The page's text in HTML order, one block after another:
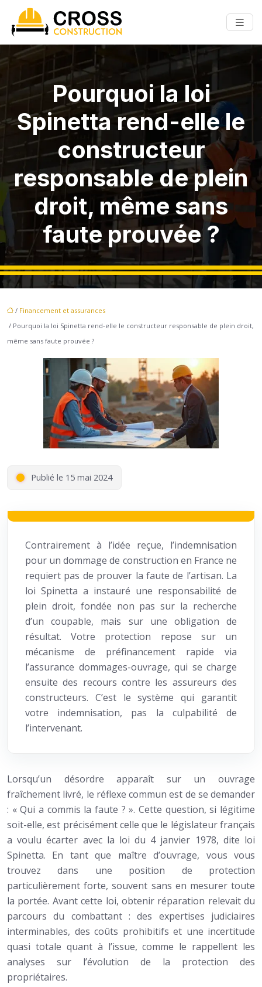
Pourquoi la loi
Spinetta rend-elle le
constructeur
responsable de plein
droit, même sans
faute prouvée ?
/ Financement et assurances
/ Pourquoi la loi Spinetta rend-elle le constructeur responsable de plein droit,
même sans faute prouvée ?
Publié le 15 mai 2024
Contrairement à l’idée reçue, l’indemnisation
pour un dommage de construction en France ne
requiert pas de prouver la faute de l’artisan. La
loi Spinetta a instauré une responsabilité de
plein droit, fondée non pas sur la recherche
d’un coupable, mais sur une obligation de
résultat. Votre protection repose sur un
mécanisme de préfinancement rapide via
l’assurance dommages-ouvrage, qui se charge
ensuite des recours contre les assureurs des
constructeurs. C’est le système qui garantit
votre indemnisation, pas la culpabilité de
l’intervenant.
Lorsqu’un désordre apparaît sur un ouvrage
fraîchement livré, le réflexe commun est de se demander
: « Qui a commis la faute ? ». Cette question, si légitime
soit-elle, est précisément celle que le législateur français
a voulu écarter avec la loi du 4 janvier 1978, dite loi
Spinetta. En tant que maître d’ouvrage, vous vous
trouvez dans une position de protection
particulièrement forte, souvent sans en mesurer toute
la portée. Avant cette loi, obtenir réparation relevait du
parcours du combattant : des expertises judiciaires
interminables, des coûts prohibitifs et une incertitude
quasi totale quant à l’issue, comme le rappellent les
analyses sur l’évolution de la protection des
propriétaires.